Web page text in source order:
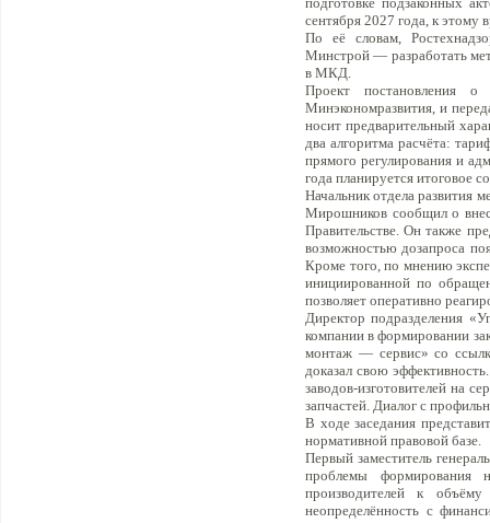
сентября 2027 года, к
По её словам,
Минстрой — разработать
в МКД.
Проект постановления
Минэкономразвития, и
носит предварительный
два алгоритма расчёта:
прямого регулирования и
года планируется итоговое
Начальник отдела развития
Мирошников сообщил о
Правительстве. Он также
возможностью дозапроса
Кроме того, по мнению
инициированной по
позволяет оперативно
Директор подразделения
компании в формировании
монтаж — сервис» со
доказал свою
заводов-изготовителей на
запчастей. Диалог с
В ходе заседания
нормативной правовой базе.
Первый заместитель
проблемы формирования
производителей к
неопределённость с